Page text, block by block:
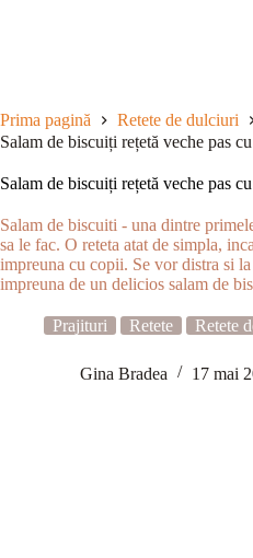
Prima pagină
Retete de dulciuri
Salam de biscuiți rețetă veche pas
Salam de biscuiți rețetă veche pas
Salam de biscuiti - una dintre
sa le fac. O reteta atat de simpla,
impreuna cu copii. Se vor distra si
impreuna de un delicios salam de
Prajituri Retete Retete
Gina Bradea 17 mai